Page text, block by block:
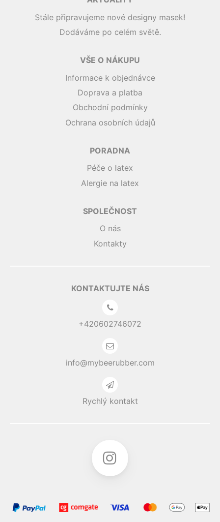
Stále připravujeme nové designy masek!
Dodáváme po celém světě.
VŠE O NÁKUPU
Informace k objednávce
Doprava a platba
Obchodní podmínky
Ochrana osobních údajů
PORADNA
Péče o latex
Alergie na latex
SPOLEČNOST
O nás
Kontakty
KONTAKTUJTE NÁS
+420602746072
info@mybeerubber.com
Rychlý kontakt